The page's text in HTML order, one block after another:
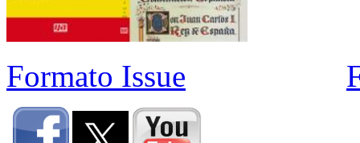
Formato Issue